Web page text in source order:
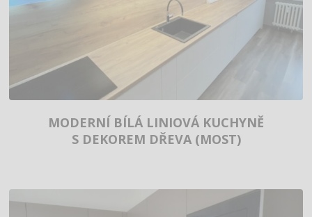
MODERNÍ BÍLÁ LINIOVÁ KUCHYNĚ
S DEKOREM DŘEVA (MOST)